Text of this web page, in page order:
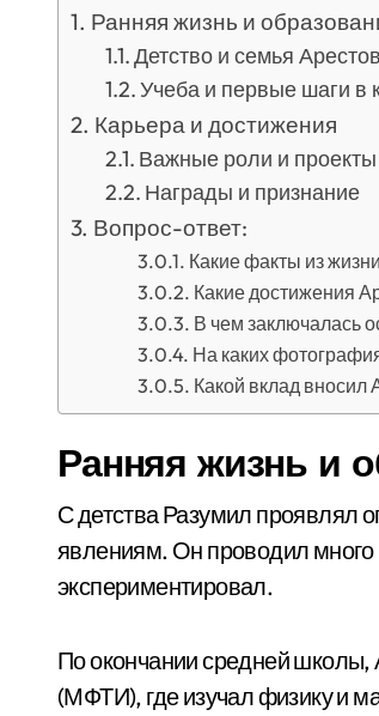
Ранняя жизнь и
Детство и семья
Учеба и первые шаги в
Карьера и достижения
Важные роли и
Награды и признание
Вопрос-ответ:
Какие факты из
Какие достижения
В чем заключалась
На каких
Какой вклад вносил
Ранняя жизнь и
С детства Разумил проявлял
явлениям. Он проводил много
экспериментировал.
По окончании средней школы,
(МФТИ), где изучал физику и